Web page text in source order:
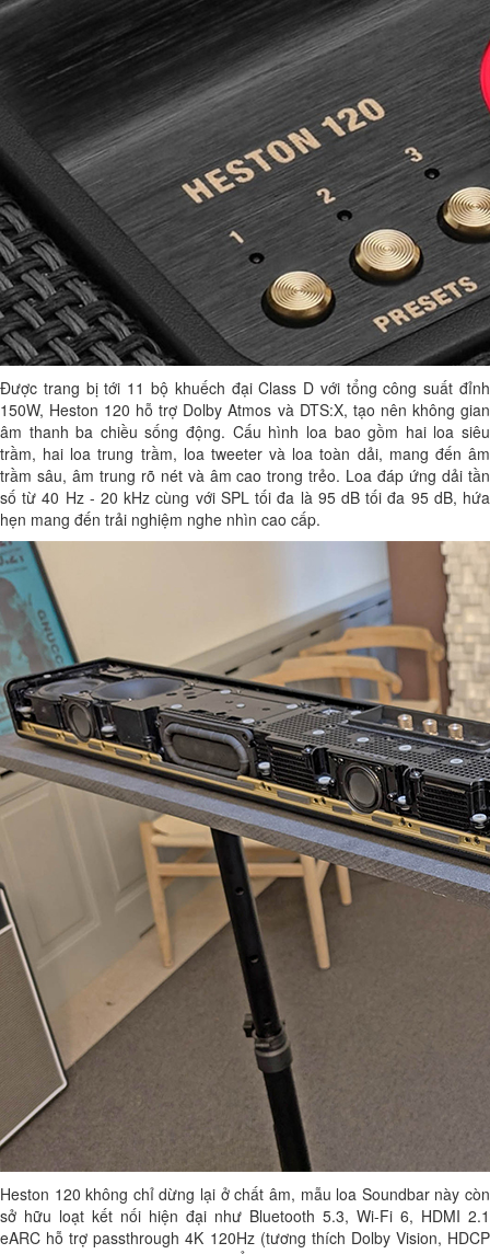
Được trang bị tới 11 bộ khuếch đại Class D với tổng công suất đỉnh
150W, Heston 120 hỗ trợ Dolby Atmos và DTS:X, tạo nên không gian
âm thanh ba chiều sống động. Cấu hình loa bao gồm hai loa siêu
trầm, hai loa trung trầm, loa tweeter và loa toàn dải, mang đến âm
trầm sâu, âm trung rõ nét và âm cao trong trẻo. Loa đáp ứng dải tần
số từ 40 Hz - 20 kHz cùng với SPL tối đa là 95 dB tối đa 95 dB, hứa
hẹn mang đến trải nghiệm nghe nhìn cao cấp.
Heston 120 không chỉ dừng lại ở chất âm, mẫu loa Soundbar này còn
sở hữu loạt kết nối hiện đại như Bluetooth 5.3, Wi-Fi 6, HDMI 2.1
eARC hỗ trợ passthrough 4K 120Hz (tương thích Dolby Vision, HDCP